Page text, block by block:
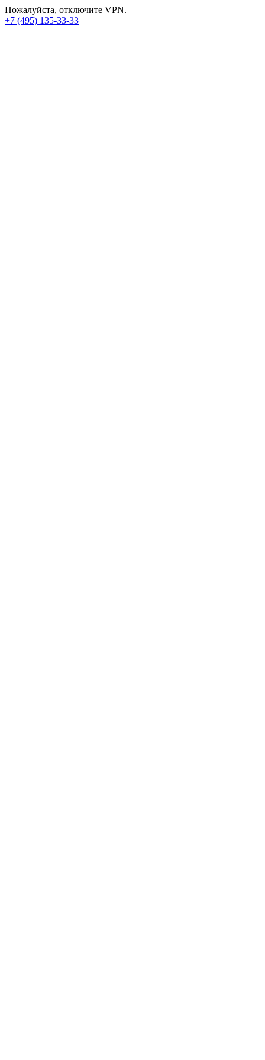
Пожалуйста, отключите VPN.
+7 (495) 135-33-33